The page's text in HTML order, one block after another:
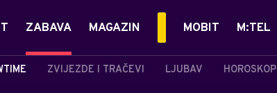
ZABAVA
ZVIJEZDE I TRAČEVI LJUBAV HOROSKOP
MAGAZIN MOBIT M:TEL